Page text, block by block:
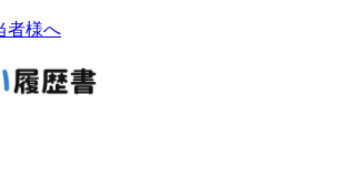
者様へ